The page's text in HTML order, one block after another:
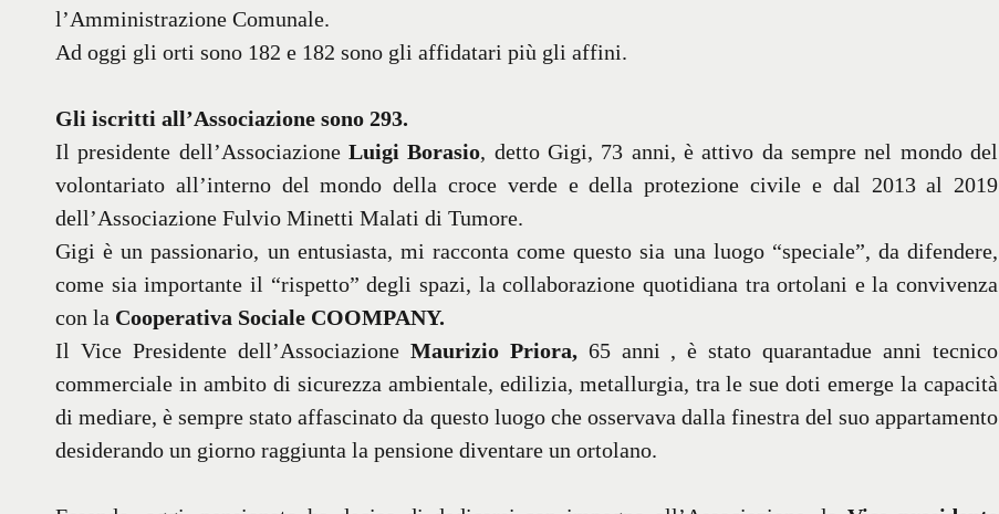
l’Amministrazione Comunale.
Ad oggi gli orti sono 182 e 182 sono gli affidatari più gli affini.
Gli iscritti all’Associazione sono 293.
Il presidente dell’AssociazioneLuigi Borasio, detto Gigi, 73 anni, è attivo da sempre nel mondo del
volontariato all’interno del mondo della croce verde e della protezione civile e dal 2013 al 2019
dell’Associazione Fulvio Minetti Malati di Tumore.
Gigi è un passionario, un entusiasta, mi racconta come questo sia una luogo “speciale”, da difendere,
come sia importante il “rispetto” degli spazi, la collaborazione quotidiana tra ortolani e la convivenza
con la Cooperativa Sociale COOMPANY.
Il Vice Presidente dell’Associazione Maurizio Priora,65 anni , è stato quarantadue anni tecnico
commerciale in ambito di sicurezza ambientale, edilizia, metallurgia, tra le sue doti emerge la capacità
di mediare, è sempre stato affascinato da questo luogo che osservava dalla finestra del suo appartamento
desiderando un giorno raggiunta la pensione diventare un ortolano.